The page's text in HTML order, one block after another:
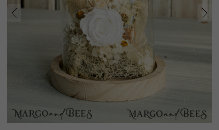
prev next